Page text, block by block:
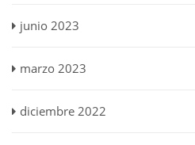
junio 2023
marzo 2023
diciembre 2022